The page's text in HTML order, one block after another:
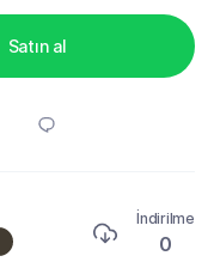
Satın al
İndirilme
0